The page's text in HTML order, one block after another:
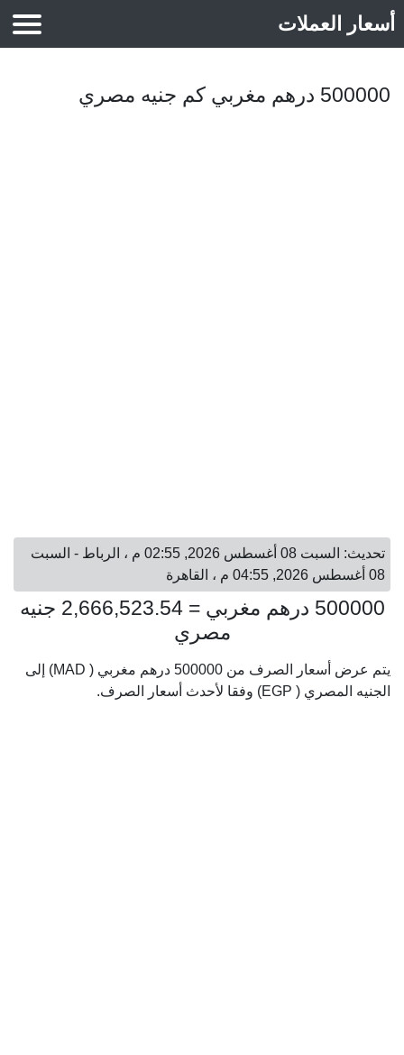
أسعار العملات
500000 درهم مغربي كم جنيه مصري
تحديث: السبت 08 أغسطس 2026, 02:55 م ، الرباط - السبت
08 أغسطس 2026, 04:55 م ، القاهرة
500000 درهم مغربي = 2,666,523.54 جنيه
مصري
يتم عرض أسعار الصرف من 500000 درهم مغربي ( MAD) إلى
الجنيه المصري ( EGP) وفقا لأحدث أسعار الصرف.